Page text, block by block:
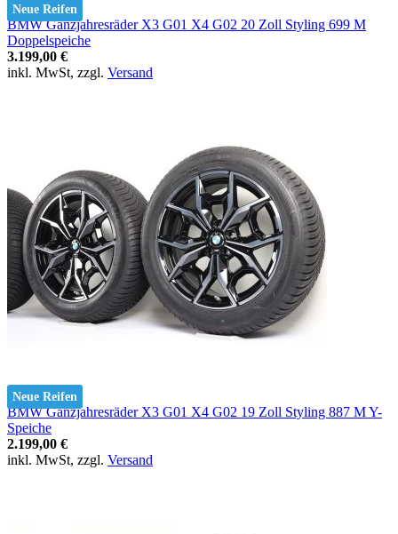
Neue Reifen
BMW Ganzjahresräder X3 G01 X4 G02 20 Zoll Styling 699 M
Doppelspeiche
3.199,00 €
inkl. MwSt, zzgl. Versand
Neue Reifen
BMW Ganzjahresräder X3 G01 X4 G02 19 Zoll Styling 887 M Y-
Speiche
2.199,00 €
inkl. MwSt, zzgl. Versand